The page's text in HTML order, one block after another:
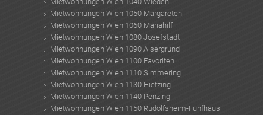
Mietwohnungen Wien 1050 Margareten
Mietwohnungen Wien 1060 Mariahilf
Mietwohnungen Wien 1080 Josefstadt
Mietwohnungen Wien 1090 Alsergrund
Mietwohnungen Wien 1100 Favoriten
Mietwohnungen Wien 1110 Simmering
Mietwohnungen Wien 1130 Hietzing
Mietwohnungen Wien 1140 Penzing
Mietwohnungen Wien 1150 Rudolfsheim-Fünfhaus